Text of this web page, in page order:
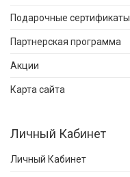
Подарочные сертификаты
Партнерская программа
Акции
Карта сайта
Личный Кабинет
Личный Кабинет